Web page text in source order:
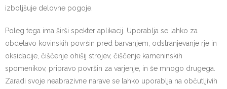
izboljšuje delovne pogoje.
Poleg tega ima širši spekter aplikacij. Uporablja se lahko za
obdelavo kovinskih površin pred barvanjem, odstranjevanje rje in
oksidacije, čiščenje ohišij strojev, čiščenje kameninskih
spomenikov, pripravo površin za varjenje, in še mnogo drugega.
Zaradi svoje neabrazivne narave se lahko uporablja na občutljivih